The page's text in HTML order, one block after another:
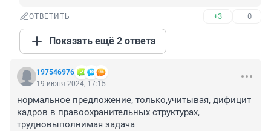
ОТВЕТИТЬ +3 –0
Показать ещё 2 ответа
197546976
19 июня 2024, 17:15
нормальное предложение, только,учитывая, дифицит
кадров в правоохранительных структурах,
трудновыполнимая задача